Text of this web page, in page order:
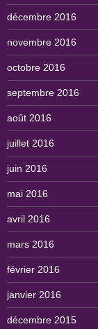
décembre 2016
novembre 2016
octobre 2016
septembre 2016
août 2016
juillet 2016
juin 2016
mai 2016
avril 2016
mars 2016
février 2016
janvier 2016
décembre 2015